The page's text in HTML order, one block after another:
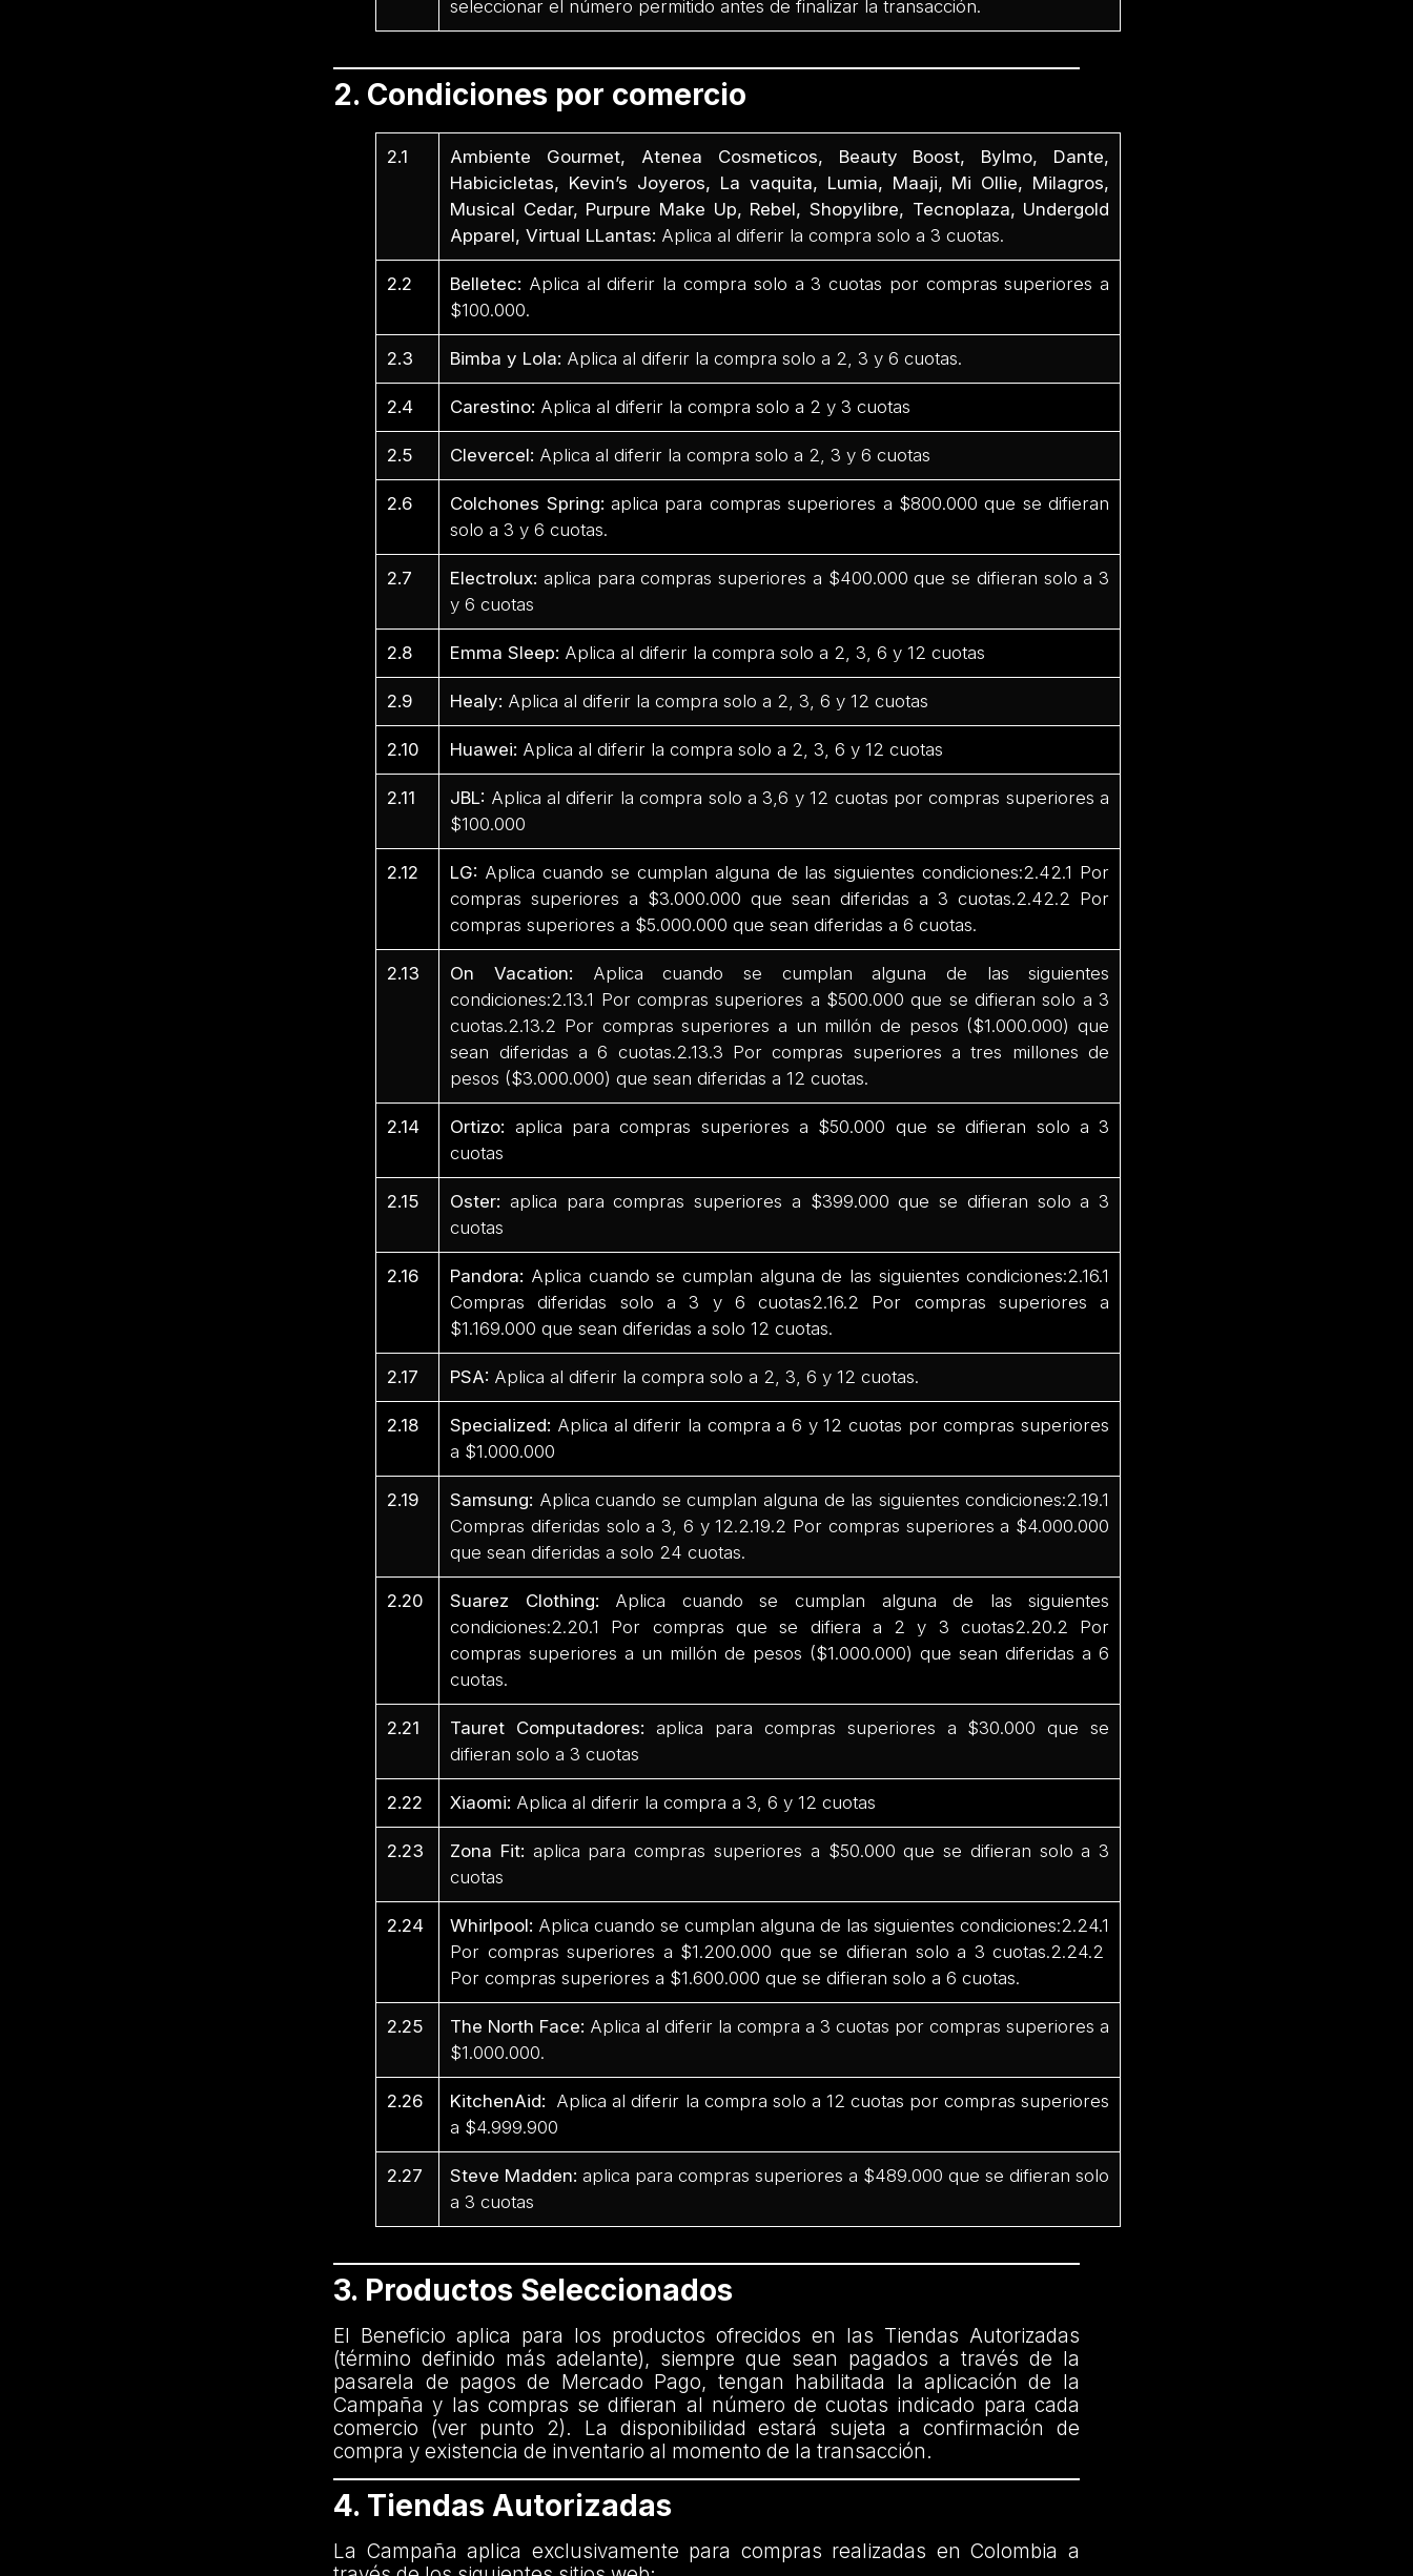
seleccionar el número permitido antes de finalizar la transacción.
2. Condiciones por comercio
2.1
Ambiente Gourmet, Atenea Cosmeticos, Beauty Boost, Bylmo, Dante,
Habicicletas, Kevin’s Joyeros, La vaquita, Lumia, Maaji, Mi Ollie, Milagros,
Musical Cedar, Purpure Make Up, Rebel, Shopylibre, Tecnoplaza, Undergold
Apparel, Virtual LLantas: Aplica al diferir la compra solo a 3 cuotas.
2.2 Belletec: Aplica al diferir la compra solo a 3 cuotas por compras superiores a
$100.000.
2.3 Bimba y Lola: Aplica al diferir la compra solo a 2, 3 y 6 cuotas.
2.4 Carestino: Aplica al diferir la compra solo a 2 y 3 cuotas
2.5 Clevercel: Aplica al diferir la compra solo a 2, 3 y 6 cuotas
2.6 Colchones Spring: aplica para compras superiores a $800.000 que se difieran
solo a 3 y 6 cuotas.
2.7 Electrolux: aplica para compras superiores a $400.000 que se difieran solo a 3
y 6 cuotas
2.8 Emma Sleep: Aplica al diferir la compra solo a 2, 3, 6 y 12 cuotas
2.9 Healy: Aplica al diferir la compra solo a 2, 3, 6 y 12 cuotas
2.10 Huawei: Aplica al diferir la compra solo a 2, 3, 6 y 12 cuotas
2.11 JBL: Aplica al diferir la compra solo a 3,6 y 12 cuotas por compras superiores a
$100.000
2.12 LG: Aplica cuando se cumplan alguna de las siguientes condiciones:2.42.1 Por
compras superiores a $3.000.000 que sean diferidas a 3 cuotas.2.42.2 Por
compras superiores a $5.000.000 que sean diferidas a 6 cuotas.
2.13 On Vacation: Aplica cuando se cumplan alguna de las siguientes
condiciones:2.13.1 Por compras superiores a $500.000 que se difieran solo a 3
cuotas.2.13.2 Por compras superiores a un millón de pesos ($1.000.000) que
sean diferidas a 6 cuotas.2.13.3 Por compras superiores a tres millones de
pesos ($3.000.000) que sean diferidas a 12 cuotas.
2.14 Ortizo: aplica para compras superiores a $50.000 que se difieran solo a 3
cuotas
2.15 Oster: aplica para compras superiores a $399.000 que se difieran solo a 3
cuotas
2.16 Pandora: Aplica cuando se cumplan alguna de las siguientes condiciones:2.16.1
Compras diferidas solo a 3 y 6 cuotas2.16.2 Por compras superiores a
$1.169.000 que sean diferidas a solo 12 cuotas.
2.17 PSA: Aplica al diferir la compra solo a 2, 3, 6 y 12 cuotas.
2.18 Specialized: Aplica al diferir la compra a 6 y 12 cuotas por compras superiores
a $1.000.000
2.19 Samsung: Aplica cuando se cumplan alguna de las siguientes condiciones:2.19.1
Compras diferidas solo a 3, 6 y 12.2.19.2 Por compras superiores a $4.000.000
que sean diferidas a solo 24 cuotas.
2.20 Suarez Clothing: Aplica cuando se cumplan alguna de las siguientes
condiciones:2.20.1 Por compras que se difiera a 2 y 3 cuotas2.20.2 Por
compras superiores a un millón de pesos ($1.000.000) que sean diferidas a 6
cuotas.
2.21 Tauret Computadores: aplica para compras superiores a $30.000 que se
difieran solo a 3 cuotas
2.22 Xiaomi: Aplica al diferir la compra a 3, 6 y 12 cuotas
2.23 Zona Fit: aplica para compras superiores a $50.000 que se difieran solo a 3
cuotas
2.24 Whirlpool: Aplica cuando se cumplan alguna de las siguientes condiciones:2.24.1
Por compras superiores a $1.200.000 que se difieran solo a 3 cuotas.2.24.2
Por compras superiores a $1.600.000 que se difieran solo a 6 cuotas.
2.25 The North Face: Aplica al diferir la compra a 3 cuotas por compras superiores a
$1.000.000.
2.26 KitchenAid: Aplica al diferir la compra solo a 12 cuotas por compras superiores
a $4.999.900
2.27 Steve Madden:aplica para compras superiores a $489.000 que se difieran solo
a 3 cuotas
3. Productos Seleccionados
El Beneficio aplica para los productos ofrecidos en las Tiendas Autorizadas
(término definido más adelante), siempre que sean pagados a través de la
pasarela de pagos de Mercado Pago, tengan habilitada la aplicación de la
Campaña y las compras se difieran al número de cuotas indicado para cada
comercio (ver punto 2). La disponibilidad estará sujeta a confirmación de
compra y existencia de inventario al momento de la transacción.
4. Tiendas Autorizadas
La Campaña aplica exclusivamente para compras realizadas en Colombia a